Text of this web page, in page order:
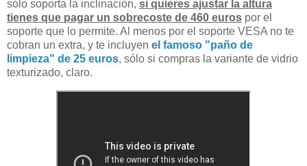
sólo soporta la inclinación, si quieres ajustar la altura
tienes que pagar un sobrecoste de 460 euros por el
soporte que lo permite. Al menos por el soporte VESA no te
cobran un extra, y te incluyen el famoso "paño de
limpieza" de 25 euros, sólo si compras la variante de vidrio
texturizado, claro.